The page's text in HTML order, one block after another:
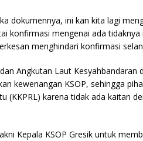
dokumennya, ini kan kita lagi
konfirmasi mengenai ada tidaknya
menghindari konfirmasi
Angkutan Laut Kesyahbandaran
kewenangan KSOP, sehingga
(KKPRL) karena tidak ada kaitan
Kepala KSOP Gresik untuk